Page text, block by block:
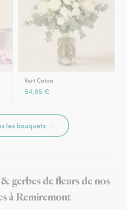
Vert Coton
54,95 €
les bouquets →
gerbes de fleurs de nos
à Remiremont